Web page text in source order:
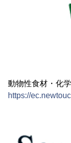
動物性食材・化
https://